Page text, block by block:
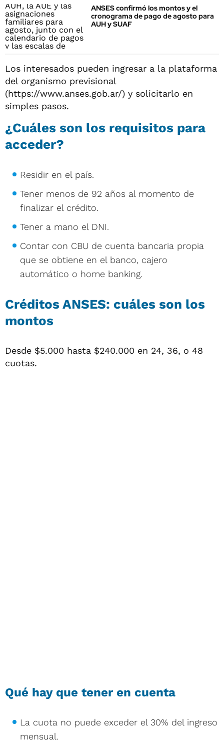
ANSES confirmó los montos y el
cronograma de pago de agosto para
AUH y SUAF
Los interesados pueden ingresar a la plataforma
del organismo previsional
(https://www.anses.gob.ar/) y solicitarlo en
simples pasos.
¿Cuáles son los requisitos para
acceder?
Residir en el país.
Tener menos de 92 años al momento de
finalizar el crédito.
Tener a mano el DNI.
Contar con CBU de cuenta bancaria propia
que se obtiene en el banco, cajero
automático o home banking.
Créditos ANSES: cuáles son los
montos
Desde $5.000 hasta $240.000 en 24, 36, o 48
cuotas.
Qué hay que tener en cuenta
La cuota no puede exceder el 30% del ingreso
mensual.